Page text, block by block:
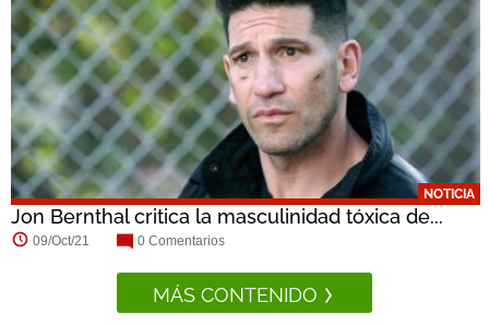
NOTICIA
Jon Bernthal critica la masculinidad tóxica de...
09/Oct/21 0 Comentarios
MÁS CONTENIDO